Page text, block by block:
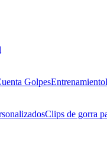
GolpesEntrenamiento
Clips de gorra